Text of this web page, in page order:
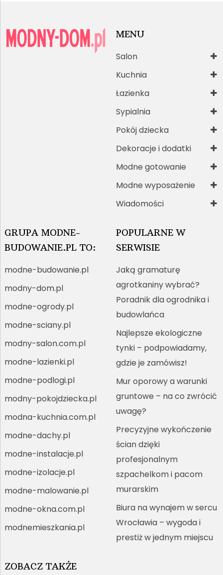
MENU
Salon
Kuchnia
Łazienka
Sypialnia
Pokój dziecka
Dekoracje i dodatki
Modne gotowanie
Modne wyposażenie
Wiadomości
GRUPA MODNE-
BUDOWANIE.PL TO:
modne-budowanie.pl
modny-dom.pl
modne-ogrody.pl
modne-sciany.pl
modny-salon.com.pl
modne-lazienki.pl
modne-podlogi.pl
modny-pokojdziecka.pl
modna-kuchnia.com.pl
modne-dachy.pl
modne-instalacje.pl
modne-izolacje.pl
modne-malowanie.pl
modne-okna.com.pl
modnemieszkania.pl
POPULARNE W
SERWISIE
Jaką gramaturę
agrotkaniny wybrać?
Poradnik dla ogrodnika i
budowlańca
Najlepsze ekologiczne
tynki – podpowiadamy,
gdzie je zamówisz!
Mur oporowy a warunki
gruntowe – na co zwrócić
uwagę?
Precyzyjne wykończenie
ścian dzięki
profesjonalnym
szpachelkom i pacom
murarskim
Biura na wynajem w sercu
Wrocławia – wygoda i
prestiż w jednym miejscu
ZOBACZ TAKŻE